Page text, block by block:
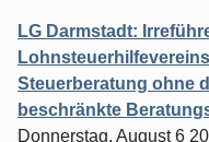
LG Darmstadt:
Steuerberatung ohne
beschränkte
Donnerstag, August 6